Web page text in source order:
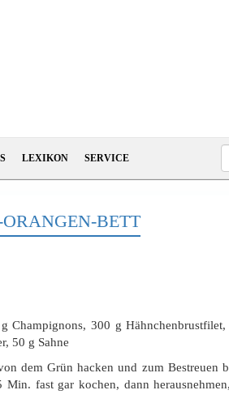
LEXIKON SERVICE
BETT
300 g Hähnchenbrustfilet,
50 g Sahne
dem Grün hacken und zum Bestreuen
fast gar kochen, dann